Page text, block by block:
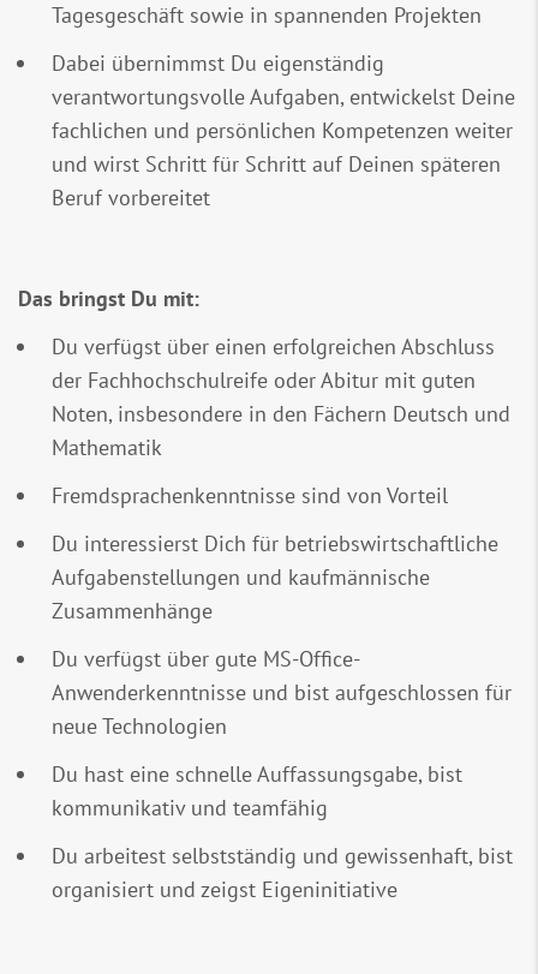
Tagesgeschäft sowie in spannenden Projekten
Dabei übernimmst Du eigenständig
verantwortungsvolle Aufgaben, entwickelst Deine
fachlichen und persönlichen Kompetenzen weiter
und wirst Schritt für Schritt auf Deinen späteren
Beruf vorbereitet
Das bringst Du mit:
Du verfügst über einen erfolgreichen Abschluss
der Fachhochschulreife oder Abitur mit guten
Noten, insbesondere in den Fächern Deutsch und
Mathematik
Fremdsprachenkenntnisse sind von Vorteil
Du interessierst Dich für betriebswirtschaftliche
Aufgabenstellungen und kaufmännische
Zusammenhänge
Du verfügst über gute MS-Office-
Anwenderkenntnisse und bist aufgeschlossen für
neue Technologien
Du hast eine schnelle Auffassungsgabe, bist
kommunikativ und teamfähig
Du arbeitest selbstständig und gewissenhaft, bist
organisiert und zeigst Eigeninitiative